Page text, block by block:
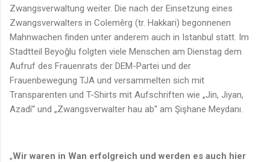
Zwangsverwaltung weiter. Die nach der Einsetzung eines
Zwangsverwalters in Colemêrg (tr. Hakkari) begonnenen
Mahnwachen finden unter anderem auch in Istanbul statt. Im
Stadtteil Beyoğlu folgten viele Menschen am Dienstag dem
Aufruf des Frauenrats der DEM-Partei und der
Frauenbewegung TJA und versammelten sich mit
Transparenten und T-Shirts mit Aufschriften wie „Jin, Jiyan,
Azadî“ und „Zwangsverwalter hau ab“ am Şişhane Meydanı.
„Wir waren in Wan erfolgreich und werden es auch hier